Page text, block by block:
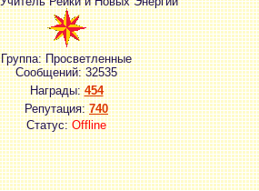
Группа: Просветленные
Сообщений:32535
Награды:454
Репутация:740
Статус:Offline